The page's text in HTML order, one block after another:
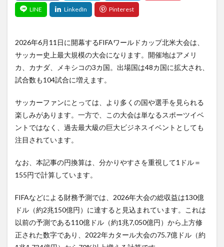
2026年6月11日に開幕するFIFAワールドカップ北米大会は、
サッカー史上最大規模の大会になります。開催地はアメリ
カ、カナダ、メキシコの3カ国。出場国は48カ国に拡大され、
試合数も104試合に増えます。
サッカーファンにとっては、より多くの国や選手を見られる
楽しみがあります。一方で、この大会は単なるスポーツイベ
ントではなく、過去最大級の巨大ビジネスイベントとしても
注目されています。
なお、本記事の円換算は、分かりやすさを重視して1ドル＝
155円で計算しています。
FIFAなどによる財務予測では、2026年大会の総収益は130億
ドル（約2兆150億円）に達すると見込まれています。これは
以前の予測である110億ドル（約1兆7,050億円）から上方修
正された数字であり、2022年カタール大会の75.7億ドル（約